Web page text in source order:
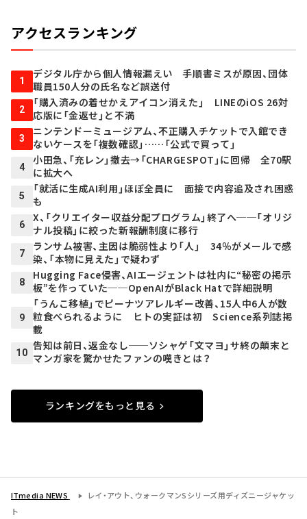
アクセスランキング
1
デジタル庁から個人情報漏えい 手順書ミスが原因、団体
職員150人分の氏名など誤送付
2
「購入済みの着せかえアイコン消えた」 LINEのiOS 26対
応版に「金返せ」と不満
3
ニンテンドーミュージアム、不正購入チケットで入館でき
ないケースを「複数確認」……「公式で買って」
4
小田急、「充レン」撤去→「CHARGESPOT」に回帰 全70駅
に拡大へ
5
「就活に生成AI利用」ほぼ全員に 面接で内容追及され困惑
も
6
X、「クリエイター収益分配プログラム」終了へ──「オリジ
ナル投稿」に絞った新報酬制度に移行
7
ランサム被害、主因は脆弱性より「人」 34％がメールで感
染、「本物に見えた」で疑わず
8
Hugging Face侵害、AIエージェントは社内に“秘密の掲示
板”を作っていた──OpenAIがBlack Hatで詳細説明
9
「うんこ移植」でピーナツアレルギー改善、15人中6人が数
粒食べられるように ヒトの実証は初 Science系列誌掲
載
10
告知は前日、返金なし──ソシャゲ「文マヨ」サ終の顛末と
マンガ家を驚かせたファンの嘆きとは？
ランキングをもっと見る
ITmedia NEWS
レイ・アウト、ウォークマンSシリーズ用ディズニージャケッ
ト